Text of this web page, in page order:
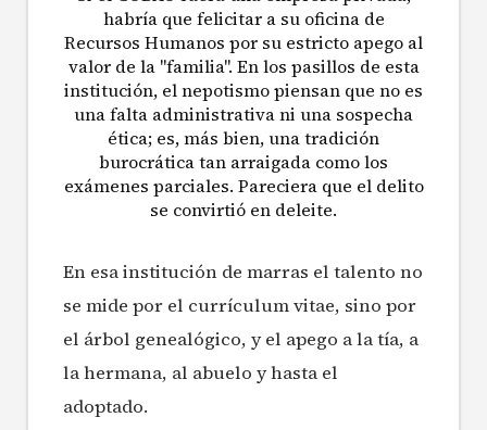
habría que felicitar a su oficina de
Recursos Humanos por su estricto apego al
valor de la "familia". En los pasillos de esta
institución, el nepotismo piensan que no es
una falta administrativa ni una sospecha
ética; es, más bien, una tradición
burocrática tan arraigada como los
exámenes parciales. Pareciera que el delito
se convirtió en deleite.
En esa institución de marras el talento no
se mide por el currículum vitae, sino por
el árbol genealógico, y el apego a la tía, a
la hermana, al abuelo y hasta el
adoptado.